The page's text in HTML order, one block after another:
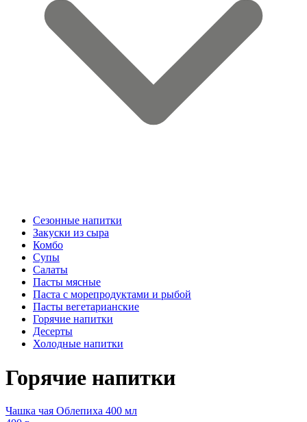
Сезонные напитки
Закуски из сыра
Комбо
Супы
Салаты
Пасты мясные
Паста с морепродуктами и рыбой
Пасты вегетарианские
Горячие напитки
Десерты
Холодные напитки
Горячие напитки
Чашка чая Облепиха 400 мл